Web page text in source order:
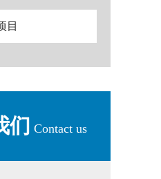
目
们 Contact us